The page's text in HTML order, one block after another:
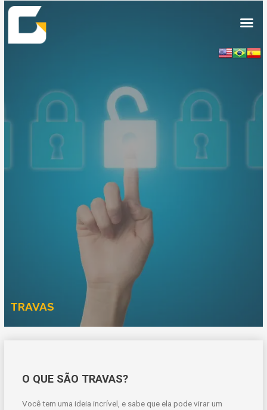
TRAVAS
O QUE SÃO TRAVAS?
Você tem uma ideia incrível, e sabe que ela pode virar um